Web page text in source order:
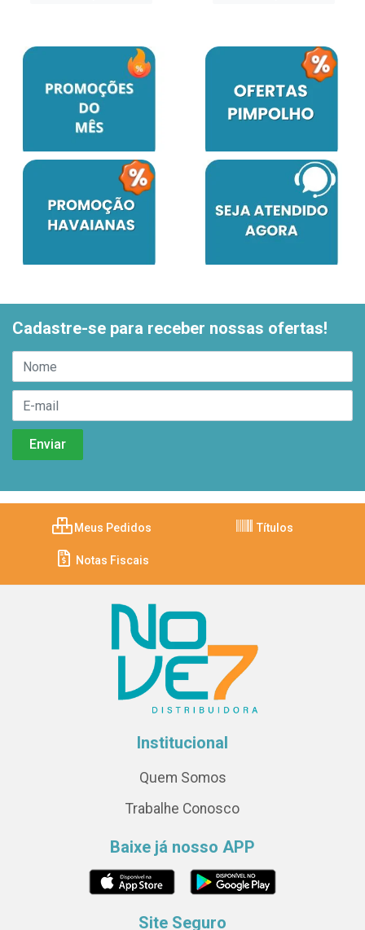
Cadastre-se para receber nossas ofertas!
Meus Pedidos Títulos
Notas Fiscais
Institucional
Quem Somos
Trabalhe Conosco
Baixe já nosso APP
Site Seguro